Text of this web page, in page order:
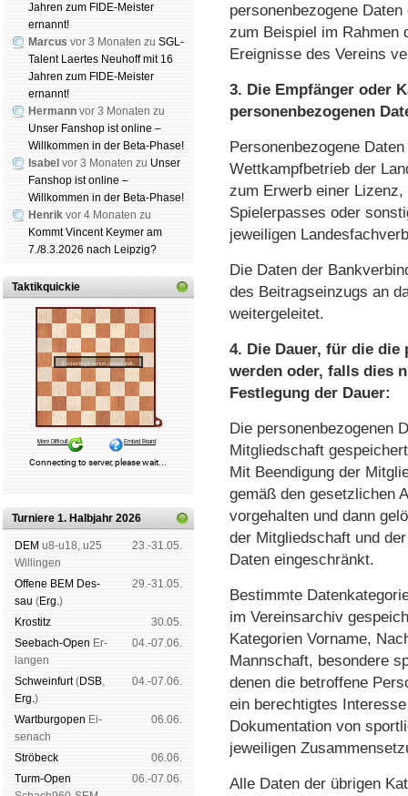
Jahren zum FIDE-Meister
ernannt!
Marcus vor 3 Monaten zu SGL-
Talent Laertes Neuhoff mit 16
Jahren zum FIDE-Meister
ernannt!
Hermann vor 3 Monaten zu
Unser Fanshop ist online –
Willkommen in der Beta-Phase!
Isabel vor 3 Monaten zu Unser
Fanshop ist online –
Willkommen in der Beta-Phase!
Henrik vor 4 Monaten zu
Kommt Vincent Keymer am
7./8.3.2026 nach Leipzig?
Taktikquickie
Turniere 1. Halbjahr 2026
DEM u8-u18, u25
Wil­lin­gen
23.-31.05.
Offene BEM Des­
sau (Erg.)
29.-31.05.
Kros­titz
30.05.
See­bach-Open Er­
lan­gen
04.-07.06.
Schwein­furt(DSB,
Erg.)
04.-07.06.
Wart­burg­open Ei­
se­nach
06.06.
Strö­beck
06.06.
Turm-Open
06.-07.06.
personenbezogene
zum Beispiel im Rahmen
Ereignisse des Vereins
3. Die Empfänger oder
personenbezogenen
Personenbezogene
Wettkampfbetrieb der
zum Erwerb einer
Spielerpasses oder
jeweiligen
Die Daten der
des Beitragseinzugs an
weitergeleitet.
4. Die Dauer, für die die
werden oder, falls dies
Festlegung der Dauer:
Die personenbezogenen
Mitgliedschaft
Mit Beendigung der
gemäß den gesetzlichen
vorgehalten und dann
der Mitgliedschaft und
Daten eingeschränkt.
Bestimmte
im Vereinsarchiv
Kategorien Vorname,
Mannschaft, besondere
denen die betroffene
ein berechtigtes
Dokumentation von
jeweiligen
Alle Daten der übrigen